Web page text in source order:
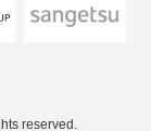
reserved.